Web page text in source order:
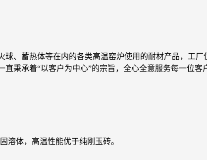
、蓄热体等在内的各类高温窑炉使用的耐材产品，工
秉承着“以客户为中心”的宗旨，全心全意服务每一位客
溶体，高温性能优于纯刚玉砖。